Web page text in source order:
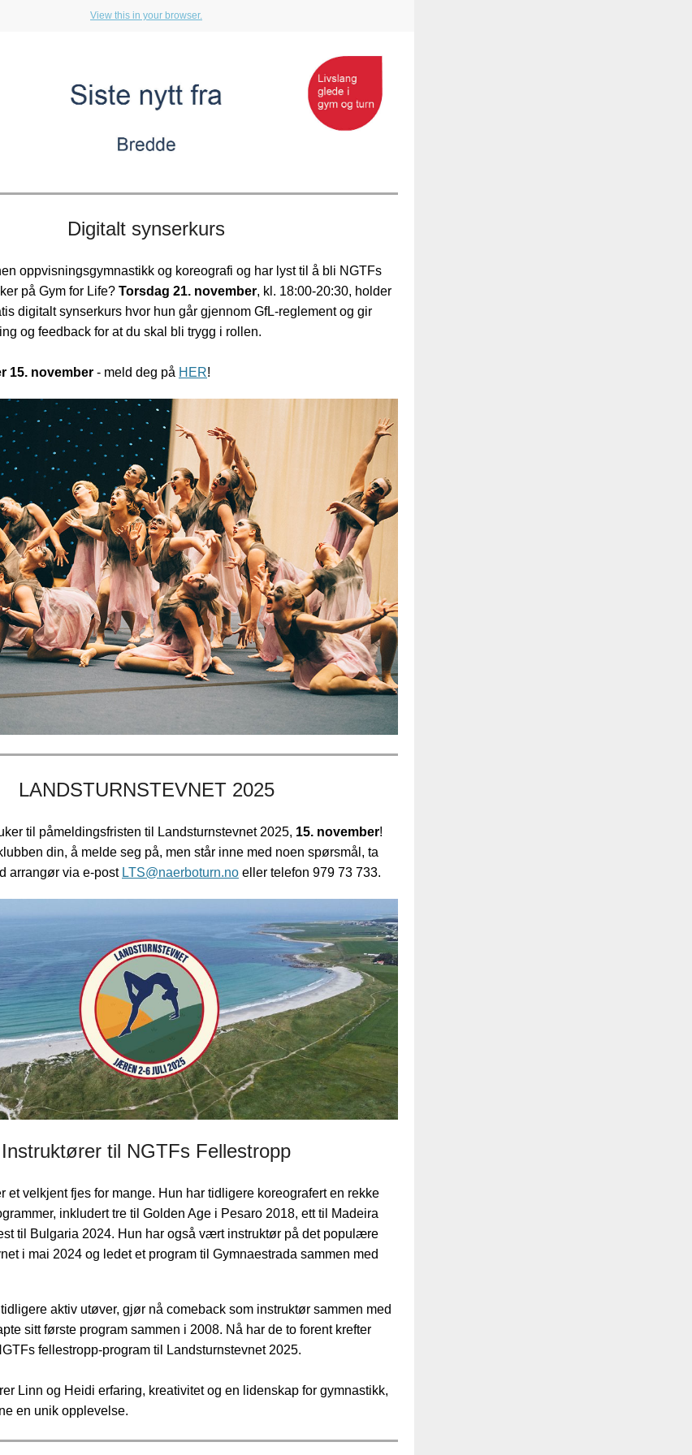
View this in your browser.
Digitalt synserkurs
oppvisningsgymnastikk og koreografi og har lyst til å bli NGTFs
på Gym for Life? Torsdag 21. november, kl. 18:00-20:30, holder
digitalt synserkurs hvor hun går gjennom GfL-reglement og gir
og feedback for at du skal bli trygg i rollen.
15. november - meld deg på HER!
LANDSTURNSTEVNET 2025
til påmeldingsfristen til Landsturnstevnet 2025, 15. november!
din, å melde seg på, men står inne med noen spørsmål, ta
arrangør via e-post LTS@naerboturn.no eller telefon 979 73 733.
Instruktører til NGTFs Fellestropp
et velkjent fjes for mange. Hun har tidligere koreografert en rekke
inkludert tre til Golden Age i Pesaro 2018, ett til Madeira
til Bulgaria 2024. Hun har også vært instruktør på det populære
i mai 2024 og ledet et program til Gymnaestrada sammen med
aktiv utøver, gjør nå comeback som instruktør sammen med
sitt første program sammen i 2008. Nå har de to forent krefter
fellestropp-program til Landsturnstevnet 2025.
Linn og Heidi erfaring, kreativitet og en lidenskap for gymnastikk,
en unik opplevelse.